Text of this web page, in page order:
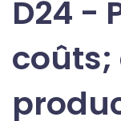
D24 -